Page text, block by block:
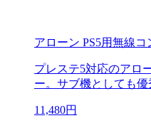
アローン PS5用無線
プレステ5対応のアロ
ー。サブ機としても優
11,480円